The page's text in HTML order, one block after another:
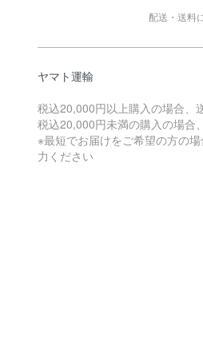
配送・送料
ヤマト運輸
税込20,000円以上購入の場合、
税込20,000円未満の購入の場合
※最短でお届けをご希望の方の
力ください